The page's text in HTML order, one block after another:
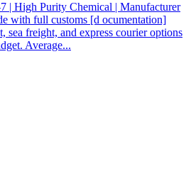
| High Purity Chemical | Manufacturer
with full customs [d ocumentation]
sea freight, and express courier options
Average...